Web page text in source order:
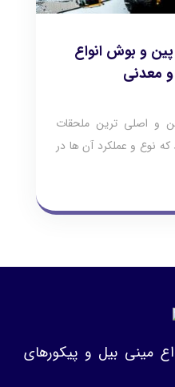
و بوش انواع
معدنی
و اصلی ترین ملحقات
نوع و عملکرد آن ها در
مینی بیل و پیکورهای